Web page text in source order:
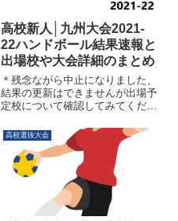
高校新人│九州大会2021-
22ハンドボール結果速報と
出場校や大会詳細のまとめ
＊残念ながら中止になりました、
結果の更新はできませんが出場予
定校について確認してみてくださ
日（木）～６日（日）に行われ
る、九州地区のハンドボールの新
人大会についてみていきたいと思
います。ハンドボール新人九州大
高校選抜大会